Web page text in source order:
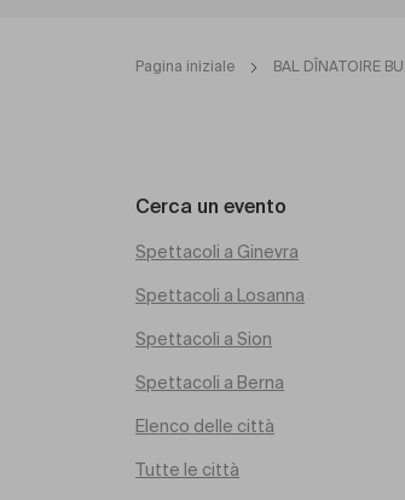
Pagina iniziale BAL DÎNATOIRE
Cerca un evento
Spettacoli a Ginevra
Spettacoli a Losanna
Spettacoli a Sion
Spettacoli a Berna
Elenco delle città
Tutte le città